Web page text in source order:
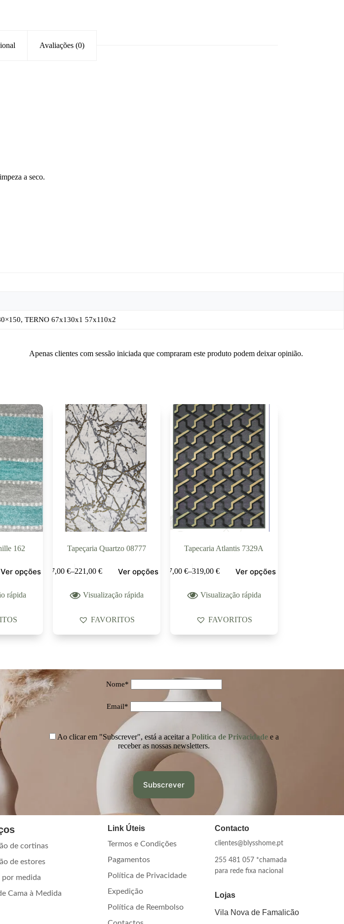
Avaliações (0)
a seco.
TERNO 67x130x1 57x110x2
Apenas clientes com sessão iniciada que compraram este produto podem deixar opinião.
162
Ver opções
rápida
Tapeçaria Quartzo 08777
17,00€–221,00€ Ver opções
Visualização rápida
FAVORITOS
Tapecaria Atlantis 7329A
47,00€–319,00€ Ver opções
Visualização rápida
FAVORITOS
Nome*
Email*
Ao clicar em "Subscrever", está a aceitar a Política de Privacidadee a
receber as nossas newsletters.
de cortinas
de estores
por medida
Cama à Medida
Link Úteis
Termos e Condições
Pagamentos
Política de Privacidade
Expedição
Política de Reembolso
Contacto
clientes@blysshome.pt
255 481 057 *chamada
para rede fixa nacional
Lojas
Vila Nova de Famalicão